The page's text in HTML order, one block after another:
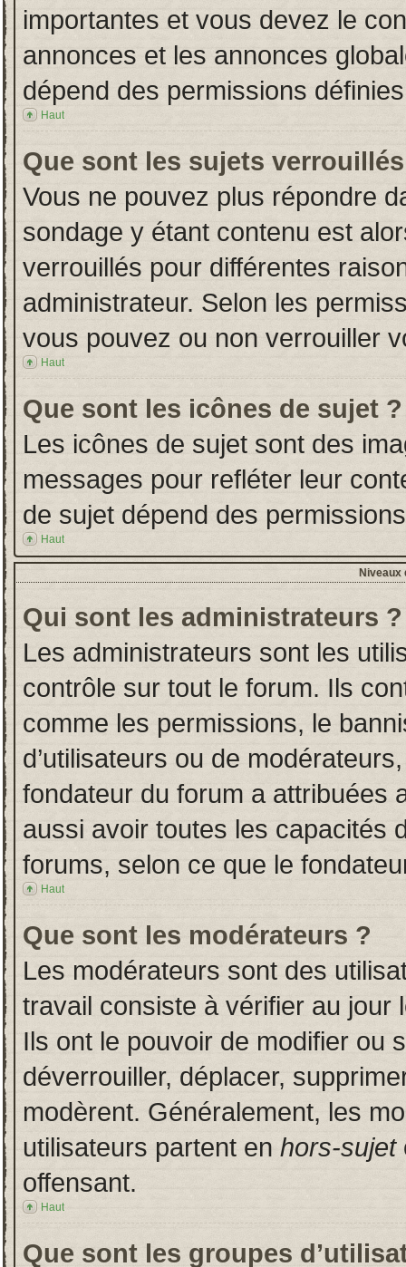
importantes et vous devez le
annonces et les annonces
dépend des permissions
Haut
Que sont les sujets
Vous ne pouvez plus répondre
sondage y étant contenu est
verrouillés pour différentes
administrateur. Selon les
vous pouvez ou non verrouiller
Haut
Que sont les icônes de sujet ?
Les icônes de sujet sont des
messages pour refléter leur
de sujet dépend des
Haut
Niveaux
Qui sont les administrateurs ?
Les administrateurs sont les
contrôle sur tout le forum. Ils
comme les permissions, le
d’utilisateurs ou de
fondateur du forum a attribuées
aussi avoir toutes les capacités
forums, selon ce que le
Haut
Que sont les modérateurs ?
Les modérateurs sont des
travail consiste à vérifier au jour
Ils ont le pouvoir de modifier ou
déverrouiller, déplacer,
modèrent. Généralement, les
utilisateurs partent en hors-sujet
offensant.
Haut
Que sont les groupes